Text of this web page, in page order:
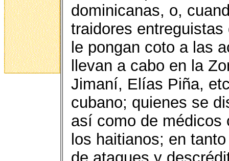
dominicanas, o,
traidores
le pongan coto a las
llevan a cabo en la
Jimaní, Elías Piña,
cubano; quienes se
así como de médicos
los haitianos; en